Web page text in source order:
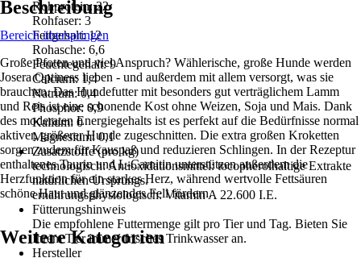
Rohprotein: 22
Rohfaser: 3
Fettgehalt: 12
Rohasche: 6,6
Feuchtegehalt: 9
Calcium: 1,4
Natrium: 0,4
Phosphor: 0,9
Kalium: 0
Magnesium: 0,1
Zusatzstoffe (pro kg)
technologisch: Antioxidationsmittel: tocopherolhaltige Extrakte
natürlichen Ursprungs.
ernährungsphysiologisch: Vitamin A 22.600 I.E.
Fütterungshinweis
Die empfohlene Futtermenge gilt pro Tier und Tag. Bieten Sie
Ihrem Tier immer frisches Trinkwasser an.
Hersteller
Beschreibung
Bereich überspringen
Große Pfoten und viel Anspruch? Wählerische, große Hunde werden
Josera Optiness lieben - und außerdem mit allem versorgt, was sie
brauchen. Das Hundefutter mit besonders gut verträglichem Lamm
und Reis ist eine schonende Kost ohne Weizen, Soja und Mais. Dank
des moderaten Energiegehalts ist es perfekt auf die Bedürfnisse normal
aktiver, größerer Hunde zugeschnitten. Die extra großen Kroketten
sorgen zudem für Kauspaß und reduzieren Schlingen. In der Rezeptur
enthaltenes Taurin und L-Carnitin unterstützen außerdem die
Herzfunktion für ein starkes Herz, während wertvolle Fettsäuren
schöne Haut und glänzendes Fell fördern.
Weitere Kategorien